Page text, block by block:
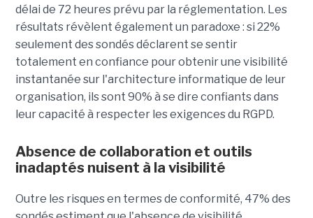
délai de 72 heures prévu par la réglementation. Les
résultats révèlent également un paradoxe : si 22%
seulement des sondés déclarent se sentir
totalement en confiance pour obtenir une visibilité
instantanée sur l'architecture informatique de leur
organisation, ils sont 90% à se dire confiants dans
leur capacité à respecter les exigences du RGPD.
Absence de collaboration et outils
inadaptés nuisent à la visibilité
Outre les risques en termes de conformité, 47% des